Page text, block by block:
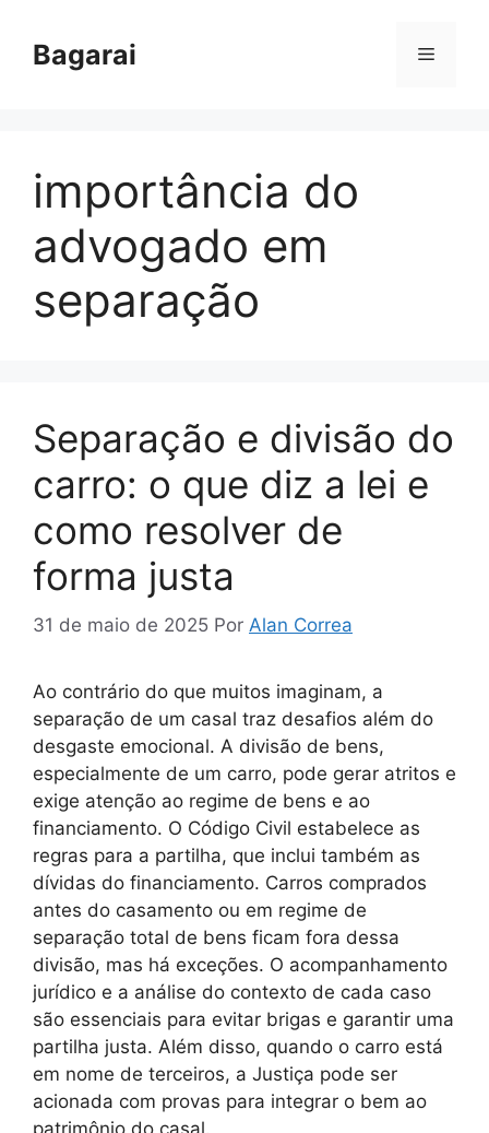
paraBagarai Menu
importância do
advogado em
separação
Separação e divisão do
carro: o que diz a lei e
como resolver de
forma justa
31 de maio de 2025 Por Alan Correa
Ao contrário do que muitos imaginam, a
separação de um casal traz desafios além do
desgaste emocional. A divisão de bens,
especialmente de um carro, pode gerar atritos e
exige atenção ao regime de bens e ao
financiamento. O Código Civil estabelece as
regras para a partilha, que inclui também as
dívidas do financiamento. Carros comprados
antes do casamento ou em regime de
separação total de bens ficam fora dessa
divisão, mas há exceções. O acompanhamento
jurídico e a análise do contexto de cada caso
são essenciais para evitar brigas e garantir uma
partilha justa. Além disso, quando o carro está
em nome de terceiros, a Justiça pode ser
acionada com provas para integrar o bem ao
patrimônio do casal.